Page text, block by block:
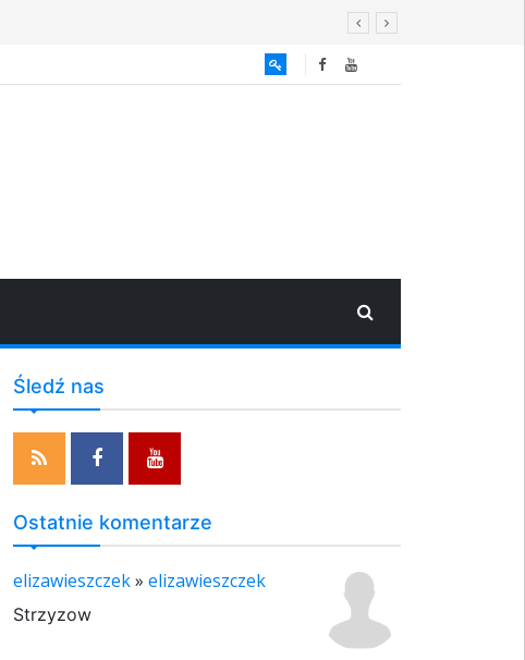
Śledź nas
Ostatnie komentarze
elizawieszczek» elizawieszczek
Strzyzow